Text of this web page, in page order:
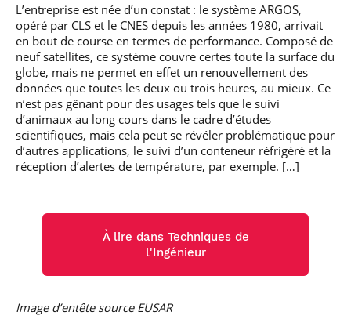
L’entreprise est née d’un constat : le système ARGOS,
opéré par CLS et le CNES depuis les années 1980, arrivait
en bout de course en termes de performance. Composé de
neuf satellites, ce système couvre certes toute la surface du
globe, mais ne permet en effet un renouvellement des
données que toutes les deux ou trois heures, au mieux. Ce
n’est pas gênant pour des usages tels que le suivi
d’animaux au long cours dans le cadre d’études
scientifiques, mais cela peut se révéler problématique pour
d’autres applications, le suivi d’un conteneur réfrigéré et la
réception d’alertes de température, par exemple. […]
À lire dans Techniques de
l'Ingénieur
Image d’entête source EUSAR